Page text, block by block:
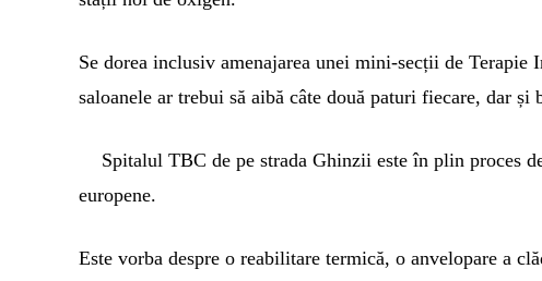
Se dorea inclusiv amenajarea unei mini-secții de
saloanele ar trebui să aibă câte două paturi fiecare, dar și
Spitalul TBC de pe strada Ghinzii este în plin proces
europene.
Este vorba despre o reabilitare termică, o anvelopare a